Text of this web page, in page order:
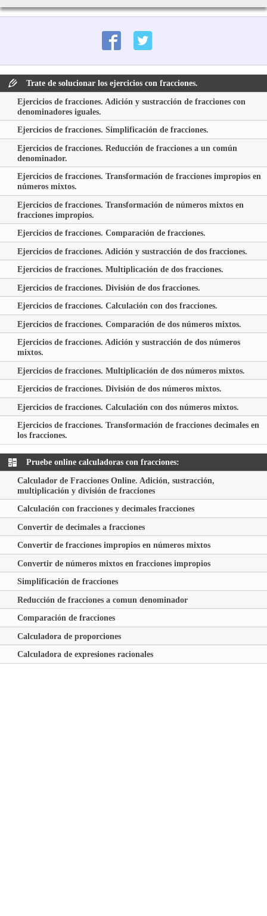
Trate de solucionar los ejercicios con fracciones.
Ejercicios de fracciones. Adición y sustracción de fracciones con
denominadores iguales.
Ejercicios de fracciones. Simplificación de fracciones.
Ejercicios de fracciones. Reducción de fracciones a un común
denominador.
Ejercicios de fracciones. Transformación de fracciones impropios en
números mixtos.
Ejercicios de fracciones. Transformación de números mixtos en
fracciones impropios.
Ejercicios de fracciones. Comparación de fracciones.
Ejercicios de fracciones. Adición y sustracción de dos fracciones.
Ejercicios de fracciones. Multiplicación de dos fracciones.
Ejercicios de fracciones. División de dos fracciones.
Ejercicios de fracciones. Calculación con dos fracciones.
Ejercicios de fracciones. Comparación de dos números mixtos.
Ejercicios de fracciones. Adición y sustracción de dos números
mixtos.
Ejercicios de fracciones. Multiplicación de dos números mixtos.
Ejercicios de fracciones. División de dos números mixtos.
Ejercicios de fracciones. Calculación con dos números mixtos.
Ejercicios de fracciones. Transformación de fracciones decimales en
los fracciones.
Pruebe online calculadoras con fracciones:
Calculador de Fracciones Online. Adición, sustracción,
multiplicación y división de fracciones
Calculación con fracciones y decimales fracciones
Convertir de decimales a fracciones
Convertir de fracciones impropios en números mixtos
Convertir de números mixtos en fracciones impropios
Simplificación de fracciones
Reducción de fracciones a comun denominador
Comparación de fracciones
Calculadora de proporciones
Calculadora de expresiones racionales